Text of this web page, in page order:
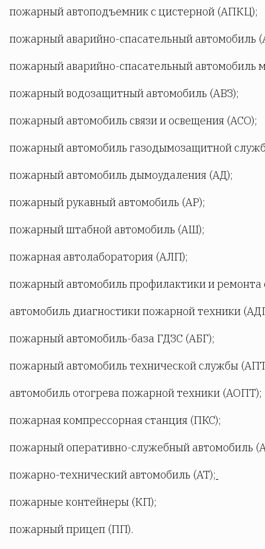
пожарный автоподъемник с цистерной (АПКЦ);
пожарный аварийно-спасательный автомобиль
пожарный аварийно-спасательный
пожарный водозащитный автомобиль (АВЗ);
пожарный автомобиль связи и освещения (АСО);
пожарный автомобиль газодымозащитной
пожарный автомобиль дымоудаления (АД);
пожарный рукавный автомобиль (АР);
пожарный штабной автомобиль (АШ);
пожарная автолаборатория (АЛП);
пожарный автомобиль профилактики и ремонта
автомобиль диагностики пожарной техники
пожарный автомобиль-база ГДЗС (АБГ);
пожарный автомобиль технической службы
автомобиль отогрева пожарной техники (АОПТ);
пожарная компрессорная станция (ПКС);
пожарный оперативно-служебный автомобиль
пожарно-технический автомобиль (АТ);
пожарные контейнеры (КП);
пожарный прицеп (ПП).